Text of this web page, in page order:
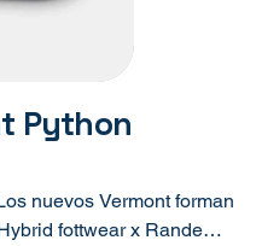
Python
nuevos Vermont forman
fottwear x Randem"